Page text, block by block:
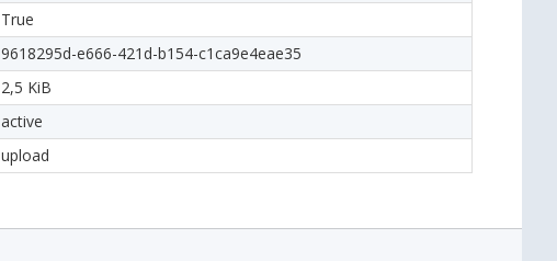
True
9618295d-e666-421d-b154-c1ca9e4eae35
2,5 KiB
active
upload